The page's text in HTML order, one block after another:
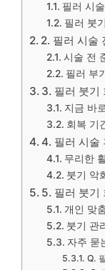
필러 시
필러 붓
2. 필러 시술
시술 전
필러 부
3. 필러 붓기
지금 바
회복 기
4. 필러 시술
무리한
붓기 악
5. 필러 붓기
개인 맞
붓기 관
자주 묻
Q.